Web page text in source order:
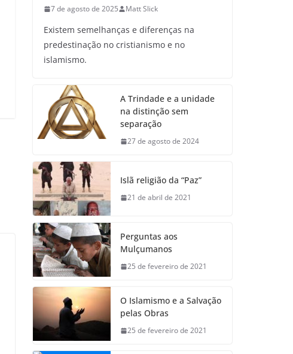
7 de agosto de 2025 Matt Slick
Existem semelhanças e diferenças na
predestinação no cristianismo e no
islamismo.
A Trindade e a unidade
na distinção sem
separação
27 de agosto de 2024
Islã religião da “Paz”
21 de abril de 2021
Perguntas aos
Mulçumanos
25 de fevereiro de 2021
O Islamismo e a Salvação
pelas Obras
25 de fevereiro de 2021